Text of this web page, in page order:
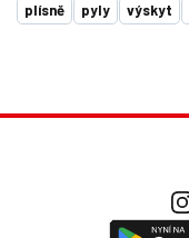
plísně pyly výskyt